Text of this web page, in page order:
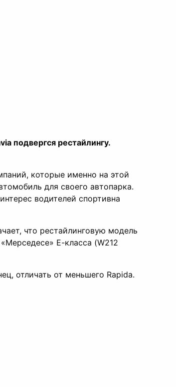
подвергся рестайлингу.
которые именно на этой
для своего автопарка.
водителей спортивна
что рестайлинговую модель
Е-класса (W212
отличать от меньшего Rapida.